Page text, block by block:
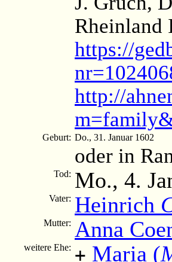
Rheinland
https://
http://
Geburt: Do., 31. Januar 1602
oder in
Tod: Mo., 4.
Vater: Heinrich
Mutter: Anna
weitere Ehe: + Maria (